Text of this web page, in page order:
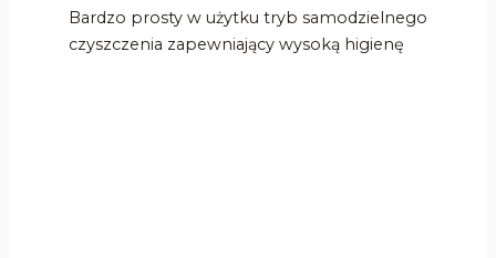
Bardzo prosty w użytku tryb samodzielnego
czyszczenia zapewniający wysoką higienę